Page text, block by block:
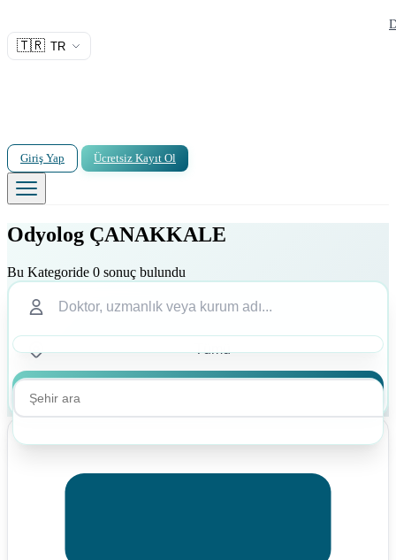
🇹🇷 TR
Giriş Yap Ücretsiz Kayıt Ol
Odyolog ÇANAKKALE
Bu Kategoride 0 sonuç bulundu